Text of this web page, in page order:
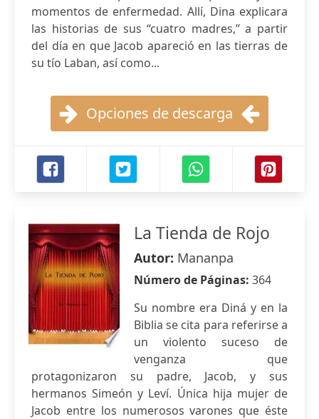
momentos de enfermedad. Allí, Dina explicara
las historias de sus “cuatro madres,” a partir
del día en que Jacob apareció en las tierras de
su tío Laban, así como...
Opciones de descarga
La Tienda de Rojo
Autor: Mananpa
Número de Páginas: 364
Su nombre era Diná y en la
Biblia se cita para referirse a
un violento suceso de
venganza que
protagonizaron su padre, Jacob, y sus
hermanos Simeón y Leví. Única hija mujer de
Jacob entre los numerosos varones que éste